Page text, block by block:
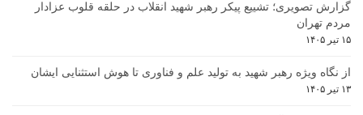
گزارش تصویری؛ تشییع پیکر رهبر شهید انقلاب در حلقه قلوب عزادار
مردم تهران
۱۵ تیر ۱۴۰۵
از نگاه ویژه رهبر شهید به تولید علم و فناوری تا هوش استثنایی ایشان
۱۳ تیر ۱۴۰۵